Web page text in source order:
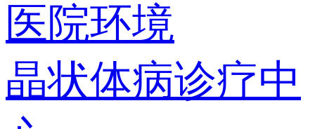
医院环境
晶状体病诊疗中